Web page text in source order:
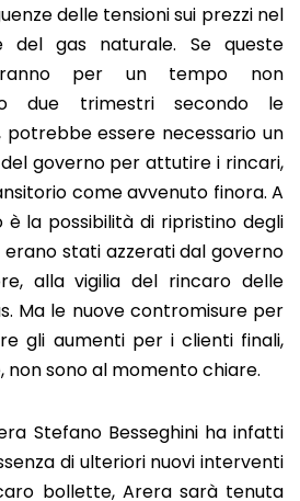
delle tensioni sui prezzi nel
gas naturale. Se queste
per un tempo non
due trimestri secondo le
potrebbe essere necessario un
governo per attutire i rincari,
come avvenuto finora. A
la possibilità di ripristino degli
stati azzerati dal governo
alla vigilia del rincaro delle
Ma le nuove contromisure per
gli aumenti per i clienti finali,
non sono al momento chiare.
Stefano Besseghini ha infatti
di ulteriori nuovi interventi
bollette, Arera sarà tenuta